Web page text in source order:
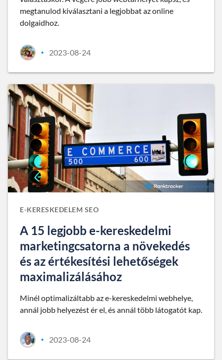
megtanulod kiválasztani a legjobbat az online
dolgaidhoz.
• 2023-08-24
E-KERESKEDELEM SEO
A 15 legjobb e-kereskedelmi
marketingcsatorna a növekedés
és az értékesítési lehetőségek
maximalizálásához
Minél optimalizáltabb az e-kereskedelmi webhelye,
annál jobb helyezést ér el, és annál több látogatót kap.
• 2023-08-24